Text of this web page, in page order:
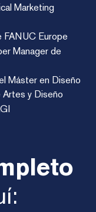
Marketing
FANUC Europe
Manager de
Máster en Diseño
y Diseño